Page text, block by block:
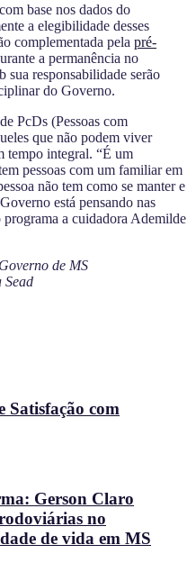
base nos dados do
a elegibilidade desses
complementada pela pré-
a permanência no
sua responsabilidade serão
do Governo.
PcDs (Pessoas com
que não podem viver
tempo integral. “É um
pessoas com um familiar em
não tem como se manter e
está pensando nas
a cuidadora Ademilde
de MS
Sead
Satisfação com
Gerson Claro
no
de vida em MS